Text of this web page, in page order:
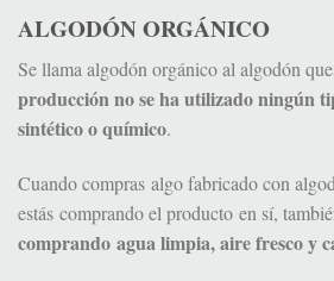
ALGODÓN ORGÁNICO
Se llama algodón orgánico al algodón que
producción no se ha utilizado ningún
sintético o químico.
Cuando compras algo fabricado con
estás comprando el producto en sí,
comprando agua limpia, aire fresco y